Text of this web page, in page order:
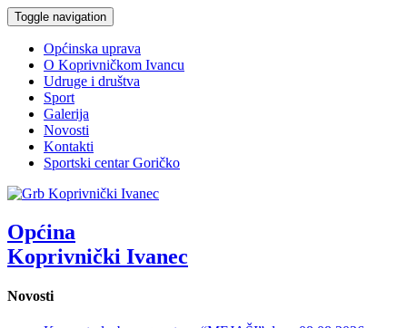
Toggle navigation
Općinska uprava
O Koprivničkom Ivancu
Udruge i društva
Sport
Galerija
Novosti
Kontakti
Sportski centar Goričko
Općina
Koprivnički Ivanec
Novosti